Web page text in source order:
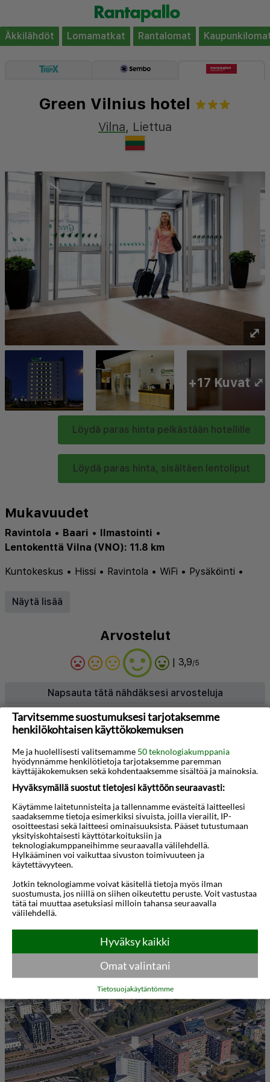
Äkkilähdöt Lomamatkat Rantalomat
Green Vilnius hotel
Vilna, Liettua
⤢
Löydä paras hinta pelkästään hotellille
Löydä paras hinta, sisältäen lentoliput
+17 Kuvat ⤢
Mukavuudet
Ravintola • Baari • Ilmastointi •
Lentokenttä Vilna (VNO): 11.8 km
Kuntokeskus • Hissi • Ravintola • WiFi • Pysäköinti •
Näytä lisää
Arvostelut
| 3,9/5
Napsauta tätä nähdäksesi arvosteluja
Tietoja hotellista
Green Vilnius Hotel tarjoaa mukautuvan ja
modernin majoituksen rauhallisessa Lazdynai-
kaupunginosassa, vain lyhyen ajomatkan päässä
Vilnan vanhasta kaupungista. Hotelli on ympäröity
vihreydellä, mikä tekee siitä rentouttavan
tukikohdan sekä liikematkailijoille että
lomamatkailijoille. Vierailla on helppo pääsy
ostoskeskuksiin ja julkiseen liikenteeseen.
tilavia, joissa on nykyaikainen sisustus ja suuret
ikkunat. Jokaisessa huoneessa on taulutelevisio,
työpöytä, ilmainen Wi-Fi ja oma kylpyhuone
ilmaisilla hygieniatuotteilla. Perhehuoneita ja
esteettömiä vaihtoehtoja on saatavilla eri
tarpeiden täyttämiseksi.
Hotellin ravintola tarjoaa erilaisia eurooppalaisia
ruokia, ja aamiaisbuffet tarjotaan joka aamu.
3D-animaatio
Tarvitsemme suostumuksesi tarjotaksemme
henkilökohtaisen käyttökokemuksen
Me ja huolellisesti valitsemamme 50 teknologiakumppania
hyödynnämme henkilötietoja tarjotaksemme paremman
käyttäjäkokemuksen sekä kohdentaaksemme sisältöä ja mainoksia.
Hyväksymällä suostut tietojesi käyttöön seuraavasti:
Käytämme laitetunnisteita ja tallennamme evästeitä laitteellesi
saadaksemme tietoja esimerkiksi sivuista, joilla vierailit, IP-
osoitteestasi sekä laitteesi ominaisuuksista. Pääset tutustumaan
yksityiskohtaisesti käyttötarkoituksiin ja
teknologiakumppaneihimme seuraavalla välilehdellä.
Hylkääminen voi vaikuttaa sivuston toimivuuteen ja
käytettävyyteen.
Jotkin teknologiamme voivat käsitellä tietoja myös ilman
suostumusta, jos niillä on siihen oikeutettu peruste. Voit vastustaa
tätä tai muuttaa asetuksiasi milloin tahansa seuraavalla
välilehdellä.
Hyväksy kaikki
Omat valintani
Tietosuojakäytäntömme